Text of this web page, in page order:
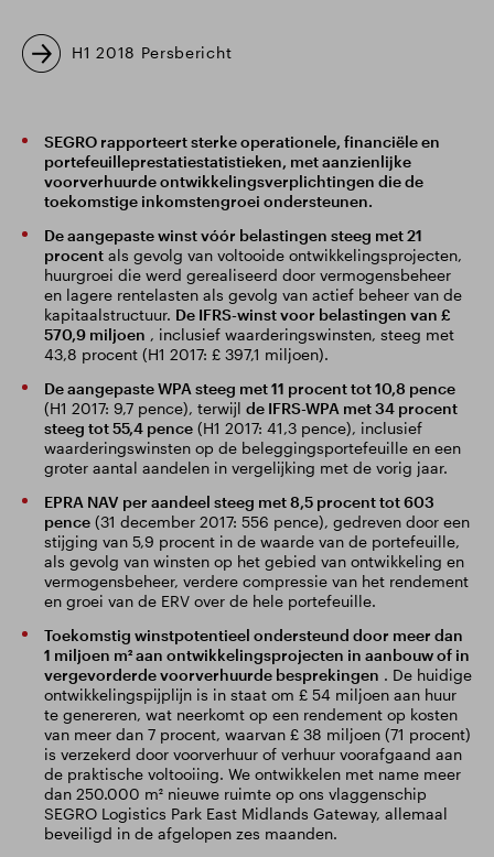
H1 2018 Persbericht
SEGRO rapporteert sterke operationele, financiële en
portefeuilleprestatiestatistieken, met aanzienlijke
voorverhuurde ontwikkelingsverplichtingen die de
toekomstige inkomstengroei ondersteunen.
De aangepaste winst vóór belastingen steeg met 21
procent als gevolg van voltooide ontwikkelingsprojecten,
huurgroei die werd gerealiseerd door vermogensbeheer
en lagere rentelasten als gevolg van actief beheer van de
kapitaalstructuur. De IFRS-winst voor belastingen van £
570,9 miljoen , inclusief waarderingswinsten, steeg met
43,8 procent (H1 2017: £ 397,1 miljoen).
De aangepaste WPA steeg met 11 procent tot 10,8 pence
(H1 2017: 9,7 pence), terwijl de IFRS-WPA met 34 procent
steeg tot 55,4 pence (H1 2017: 41,3 pence), inclusief
waarderingswinsten op de beleggingsportefeuille en een
groter aantal aandelen in vergelijking met de vorig jaar.
EPRA NAV per aandeel steeg met 8,5 procent tot 603
pence (31 december 2017: 556 pence), gedreven door een
stijging van 5,9 procent in de waarde van de portefeuille,
als gevolg van winsten op het gebied van ontwikkeling en
vermogensbeheer, verdere compressie van het rendement
en groei van de ERV over de hele portefeuille.
Toekomstig winstpotentieel ondersteund door meer dan
1 miljoen m² aan ontwikkelingsprojecten in aanbouw of in
vergevorderde voorverhuurde besprekingen . De huidige
ontwikkelingspijplijn is in staat om £ 54 miljoen aan huur
te genereren, wat neerkomt op een rendement op kosten
van meer dan 7 procent, waarvan £ 38 miljoen (71 procent)
is verzekerd door voorverhuur of verhuur voorafgaand aan
de praktische voltooiing. We ontwikkelen met name meer
dan 250.000 m² nieuwe ruimte op ons vlaggenschip
SEGRO Logistics Park East Midlands Gateway, allemaal
beveiligd in de afgelopen zes maanden.